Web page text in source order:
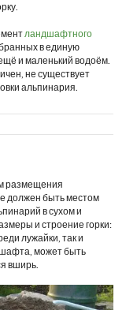
ландшафтного
в единую
и маленький водоём.
не существует
альпинария.
размещения
должен быть местом
в сухом и
и строение горки:
лужайки, так и
может быть
вширь.